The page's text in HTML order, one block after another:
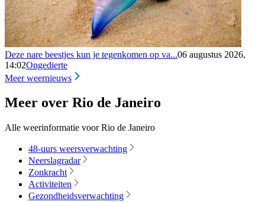
Deze nare beestjes kun je tegenkomen op va...06 augustus 2026,
14:02Ongedierte
Meer weernieuws
Meer over Rio de Janeiro
Alle weerinformatie voor Rio de Janeiro
48-uurs weersverwachting
Neerslagradar
Zonkracht
Activiteiten
Gezondheidsverwachting